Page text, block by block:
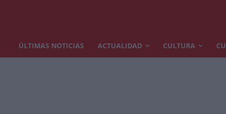
ÚLTIMAS NOTICIAS ACTUALIDAD CULTURA